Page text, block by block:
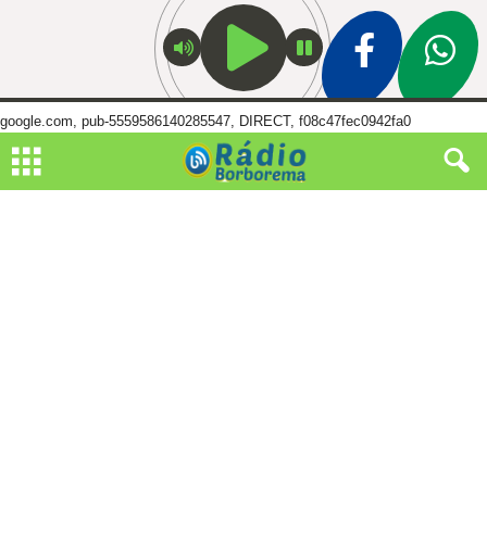
google.com, pub-5559586140285547, DIRECT, f08c47fec0942fa0